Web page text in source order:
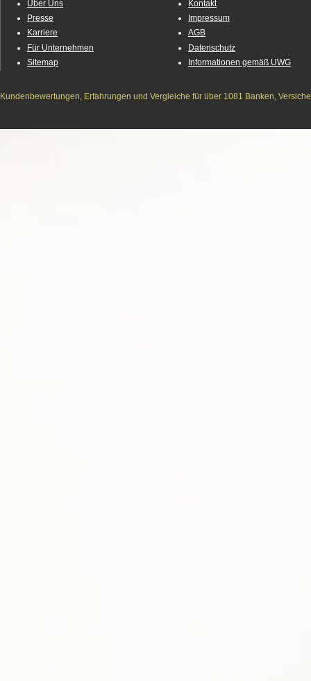
Über Uns
Presse
Karriere
Für Unternehmen
Sitemap
Kontakt
Impressum
AGB
Datenschutz
Informationen gemäß UWG
Kundenbewertungen, Erfahrungen und Vergleiche für über 1081 Banken,